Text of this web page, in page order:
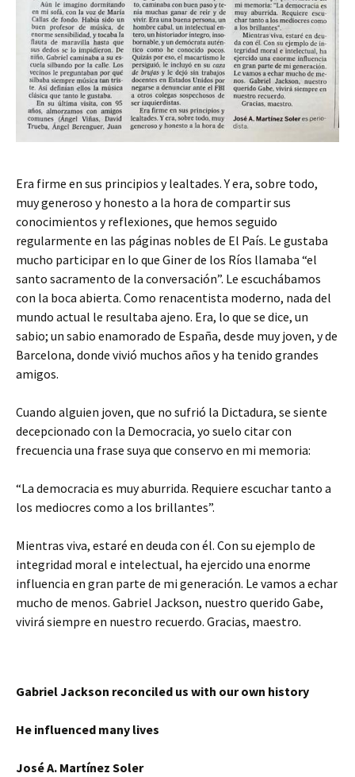
Era firme en sus principios y lealtades. Y era, sobre todo,
muy generoso y honesto a la hora de compartir sus
conocimientos y reflexiones, que hemos seguido
regularmente en las páginas nobles de El País. Le gustaba
mucho participar en lo que Giner de los Ríos llamaba “el
santo sacramento de la conversación”. Le escuchábamos
con la boca abierta. Como renacentista moderno, nada del
mundo actual le resultaba ajeno. Era, lo que se dice, un
sabio; un sabio enamorado de España, desde muy joven, y de
Barcelona, donde vivió muchos años y ha tenido grandes
amigos.
Cuando alguien joven, que no sufrió la Dictadura, se siente
decepcionado con la Democracia, yo suelo citar con
frecuencia una frase suya que conservo en mi memoria:
“La democracia es muy aburrida. Requiere escuchar tanto a
los mediocres como a los brillantes”.
Mientras viva, estaré en deuda con él. Con su ejemplo de
integridad moral e intelectual, ha ejercido una enorme
influencia en gran parte de mi generación. Le vamos a echar
mucho de menos. Gabriel Jackson, nuestro querido Gabe,
vivirá siempre en nuestro recuerdo. Gracias, maestro.
Gabriel Jackson reconciled us with our own history
He influenced many lives
José A. Martínez Soler